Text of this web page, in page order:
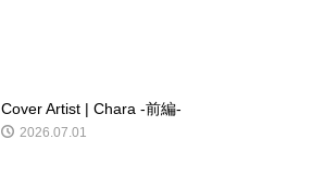
Cover Artist | Chara -前編-
2026.07.01